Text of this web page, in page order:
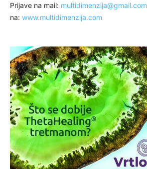
Prijave na mail: multidimenzija@gmail.com
na: www.multidimenzija.com